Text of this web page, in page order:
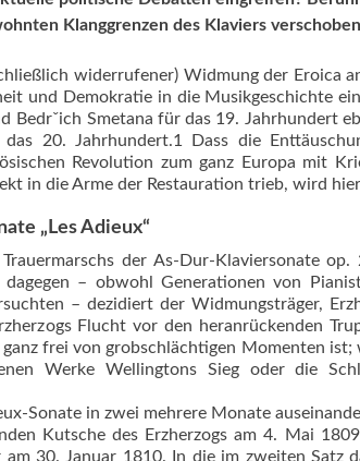
Klanggrenzen des Klaviers
widerrufener) Widmung der Eroica
und Demokratie in die Musikgeschichte
Bedrˇich Smetana für das 19. Jahrhundert
20. Jahrhundert.1 Dass die
Revolution zum ganz Europa mit
in die Arme der Restauration trieb, wird
„Les Adieux“
der As-Dur-Klaviersonate
– obwohl Generationen von
– dezidiert der Widmungsträger,
Flucht vor den heranrückenden
frei von grobschlächtigen Momenten
Werke Wel­lingtons Sieg oder die
Sonate in zwei mehrere Monate
Kutsche des Erzherzogs am 4. Mai
am 30. Januar 1810. In die im zweiten Satz